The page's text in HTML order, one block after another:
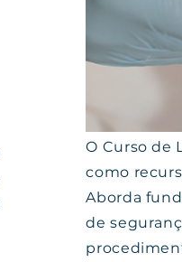
O Curso de
como
Aborda
de